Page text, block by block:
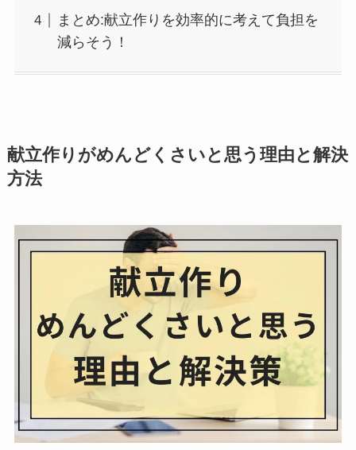
まとめ:献立作りを効率的に考えて負担を
減らそう！
献立作りがめんどくさいと思う理由と解決
方法